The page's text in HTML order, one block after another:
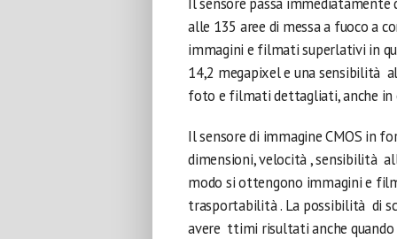
alle 135 aree di messa a fuoco a
immagini e filmati superlativi in
14,2 megapixel e una sensibilità
foto e filmati dettagliati, anche in
Il sensore di immagine CMOS in
dimensioni, velocità , sensibilità
modo si ottengono immagini e
trasportabilità . La possibilità di
avere ttimi risultati anche quando